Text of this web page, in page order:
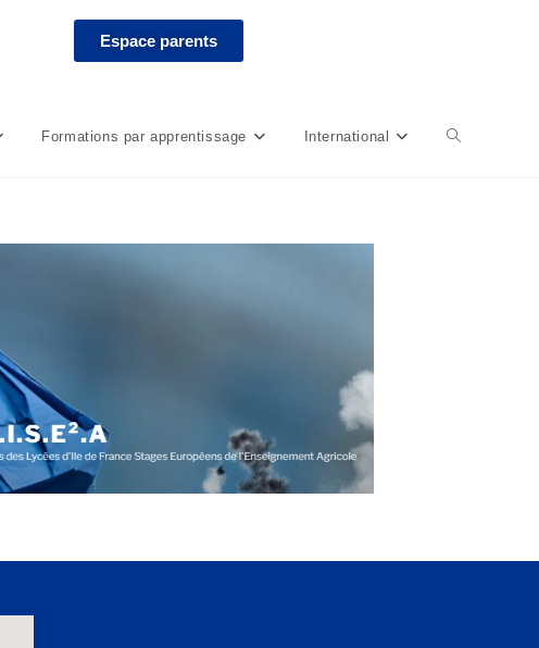
Espace parents
Formations par apprentissage International